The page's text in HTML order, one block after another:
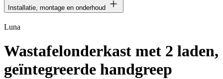
Installatie, montage en onderhoud
Luna
Wastafelonderkast met 2 laden,
geïntegreerde handgreep